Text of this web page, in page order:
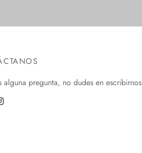
alguna pregunta, no dudes en escribirnos